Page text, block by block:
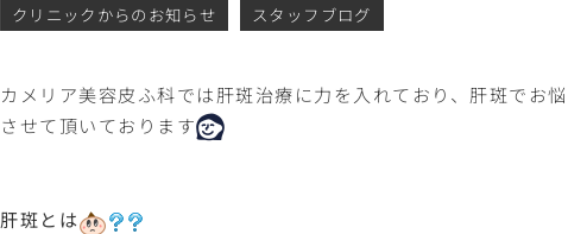
クリニックからのお知らせ スタッフブログ
カメリア美容皮ふ科では肝斑治療に力を入れており、肝斑でお
させて頂いております
肝斑とは